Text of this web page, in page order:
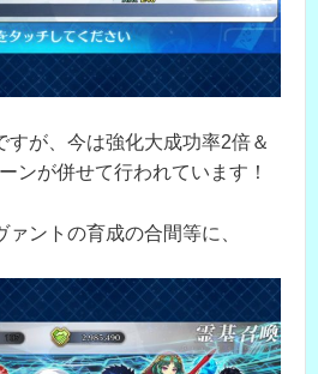
すが、今は強化大成功率2倍＆
ンが併せて行われています！
ントの育成の合間等に、